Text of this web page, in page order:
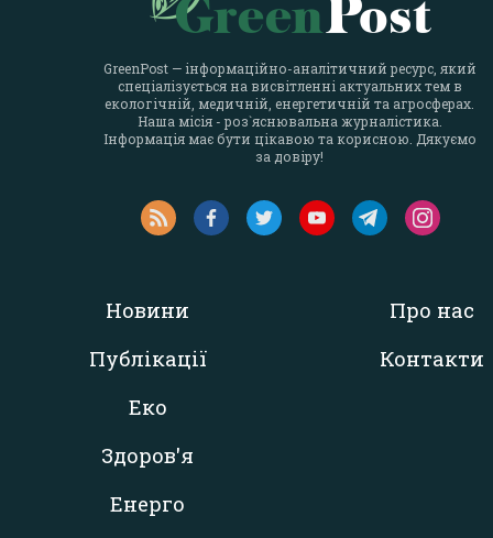
GreenPost — інформаційно-аналітичний ресурс, який
спеціалізується на висвітленні актуальних тем в
екологічній, медичній, енергетичній та агросферах.
Наша місія - роз`яснювальна журналістика.
Інформація має бути цікавою та корисною. Дякуємо
за довіру!
Новини
Публікації
Еко
Здоров'я
Енерго
Про нас
Контакти